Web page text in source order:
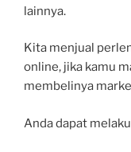
lainnya.
Kita menjual
online, jika kamu
membelinya
Anda dapat